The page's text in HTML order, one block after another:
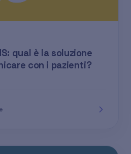
qual è la soluzione
con i pazienti?